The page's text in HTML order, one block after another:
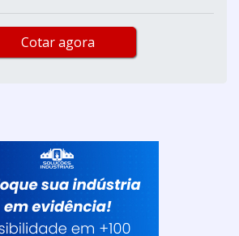
Cotar agora